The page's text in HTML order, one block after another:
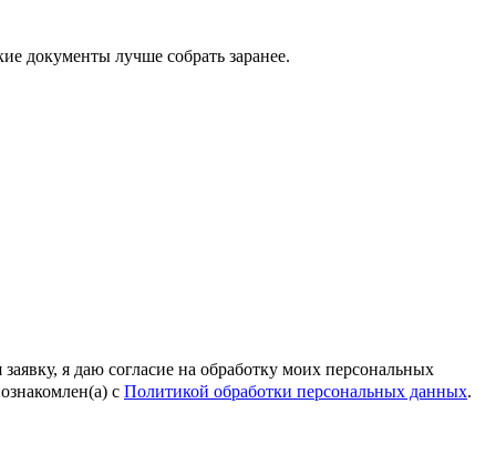
документы лучше собрать заранее.
я даю согласие на обработку моих персональных
с Политикой обработки персональных данных.